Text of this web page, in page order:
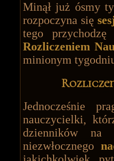
Minął już ósmy
rozpoczyna się
tego
Rozliczeniem
minionym
Jednocześnie
nauczycielki,
dzienników na
niezwłocznego